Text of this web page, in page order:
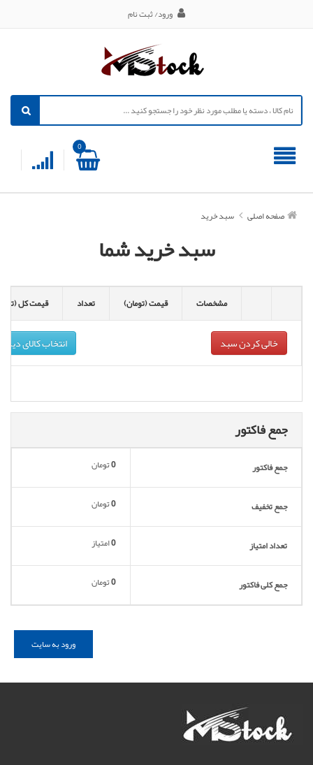
ورود/ ثبت نام
0
صفحه اصلی سبد خرید
سبد خرید شما
مشخصات قیمت (تومان) تعداد قیمت کل
خالی کردن سبد انتخاب کالای دیگر
جمع فاکتور
جمع فاکتور 0تومان
جمع تخفیف 0تومان
تعداد امتیاز 0امتیاز
جمع کلی فاکتور 0تومان
ورود به سایت